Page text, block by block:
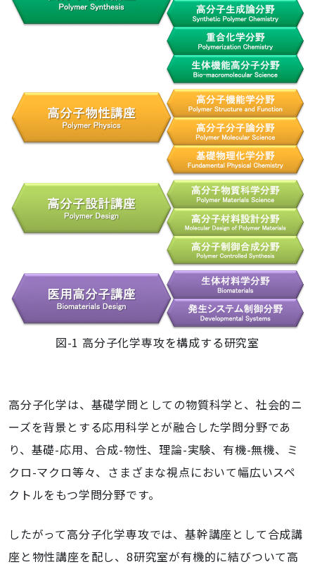
図-1 高分子化学専攻を構成する研究室
高分子化学は、基礎学問としての物質科学と、社会的ニ
ーズを背景とする応用科学とが融合した学問分野であ
り、基礎-応用、合成-物性、理論-実験、有機-無機、ミ
クロ-マクロ等々、さまざまな視点において幅広いスペ
クトルをもつ学問分野です。
したがって高分子化学専攻では、基幹講座として合成講
座と物性講座を配し、8研究室が有機的に結びついて高